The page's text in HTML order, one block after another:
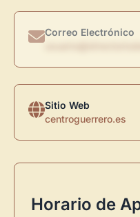
Correo Electrónico
Sitio Web
centroguerrero.es
Horario de